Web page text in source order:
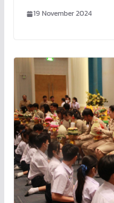
19 November 2024